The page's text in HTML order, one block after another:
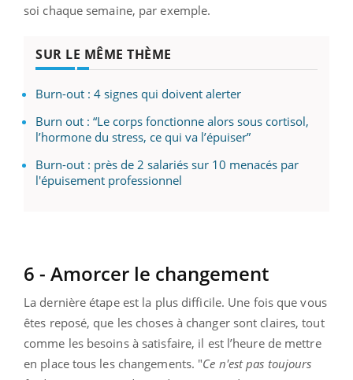
soi chaque semaine, par exemple.
SUR LE MÊME THÈME
Burn-out : 4 signes qui doivent alerter
Burn out : “Le corps fonctionne alors sous cortisol,
l’hormone du stress, ce qui va l’épuiser”
Burn-out : près de 2 salariés sur 10 menacés par
l'épuisement professionnel
6 - Amorcer le changement
La dernière étape est la plus difficile. Une fois que vous
êtes reposé, que les choses à changer sont claires, tout
comme les besoins à satisfaire, il est l’heure de mettre
en place tous les changements. "Ce n'est pas toujours